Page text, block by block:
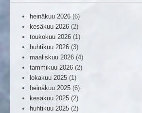
heinäkuu 2026 (6)
kesäkuu 2026 (2)
toukokuu 2026 (1)
huhtikuu 2026 (3)
maaliskuu 2026 (4)
tammikuu 2026 (2)
lokakuu 2025 (1)
heinäkuu 2025 (6)
kesäkuu 2025 (2)
huhtikuu 2025 (2)